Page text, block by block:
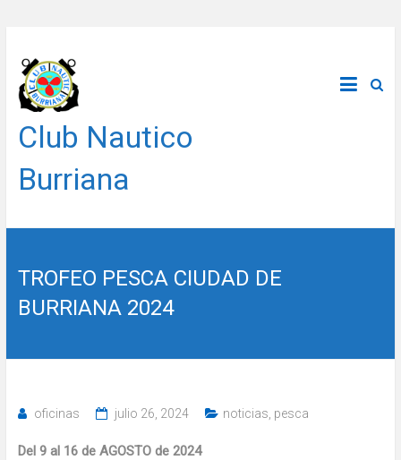
contenido
Club Nautico
Burriana
TROFEO PESCA CIUDAD DE
BURRIANA 2024
oficinas julio 26, 2024 noticias pesca
Del 9 al 16 de AGOSTO de 2024